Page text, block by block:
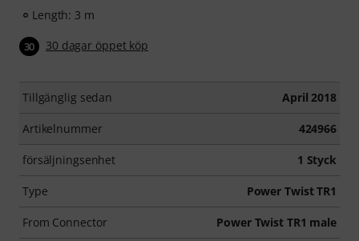
Length: 3 m
30 30 dagar öppet köp
Tillgänglig sedan April 2018
Artikelnummer 424966
försäljningsenhet 1 Styck
Type Power Twist TR1
From Connector Power Twist TR1 male